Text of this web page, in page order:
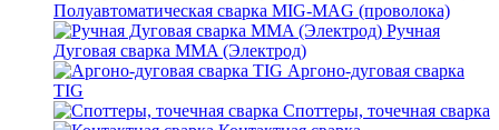
Полуавтоматическая сварка MIG-MAG (проволока)
Ручная
Дуговая сварка MMA (Электрод)
Аргоно-дуговая сварка
TIG
Споттеры, точечная сварка